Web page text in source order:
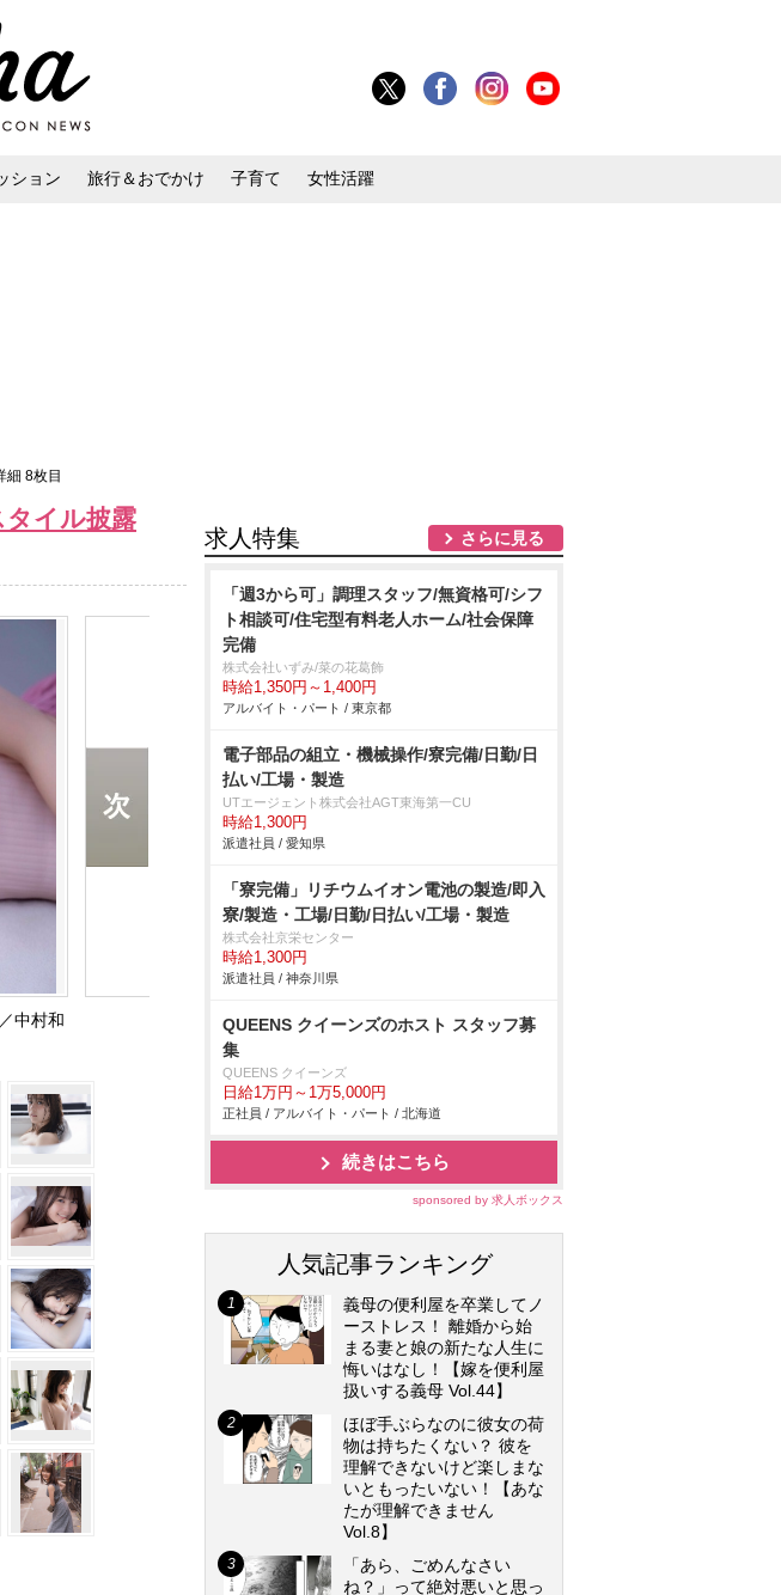
ション 旅行＆おでかけ 子育て 女性活躍
細 8枚目
タイル披露
中村和
求人特集 さらに見る
「週3から可」調理スタッフ/無資格可/シフ
ト相談可/住宅型有料老人ホーム/社会保障
完備
株式会社いずみ/菜の花葛飾
時給1,350円～1,400円
アルバイト・パート / 東京都
電子部品の組立・機械操作/寮完備/日勤/日
払い/工場・製造
UTエージェント株式会社AGT東海第一CU
時給1,300円
派遣社員 / 愛知県
「寮完備」リチウムイオン電池の製造/即入
寮/製造・工場/日勤/日払い/工場・製造
株式会社京栄センター
時給1,300円
派遣社員 / 神奈川県
QUEENS クイーンズのホスト スタッフ募
集
QUEENS クイーンズ
日給1万円～1万5,000円
正社員 / アルバイト・パート / 北海道
続きはこちら
sponsored by 求人ボックス
人気記事ランキング
義母の便利屋を卒業してノ
ーストレス！ 離婚から始
まる妻と娘の新たな人生に
悔いはなし！【嫁を便利屋
扱いする義母 Vol.44】
ほぼ手ぶらなのに彼女の荷
物は持ちたくない？ 彼を
理解できないけど楽しまな
いともったいない！【あな
たが理解できません
Vol.8】
「あら、ごめんなさい
ね？」って絶対悪いと思っ